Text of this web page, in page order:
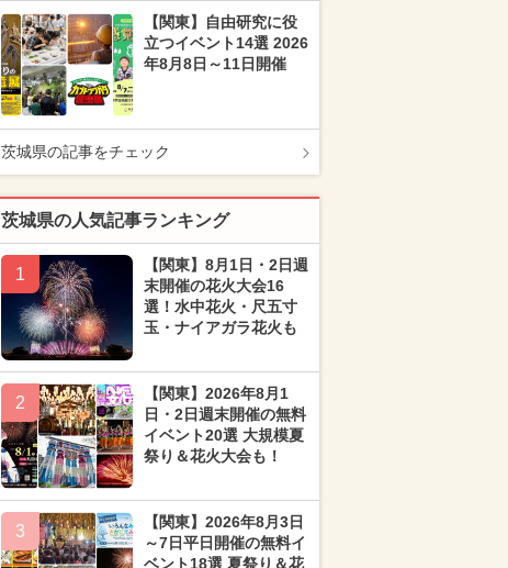
【関東】自由研究に役
立つイベント14選 2026
年8月8日～11日開催
茨城県の記事をチェック
茨城県の人気記事ランキング
1
【関東】8月1日・2日週
末開催の花火大会16
選！水中花火・尺五寸
玉・ナイアガラ花火も
2
【関東】2026年8月1
日・2日週末開催の無料
イベント20選 大規模夏
祭り＆花火大会も！
3
【関東】2026年8月3日
～7日平日開催の無料イ
ベント18選 夏祭り＆花